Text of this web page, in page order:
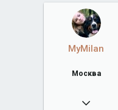
Город
MyMilan
Москва
01.12.2007